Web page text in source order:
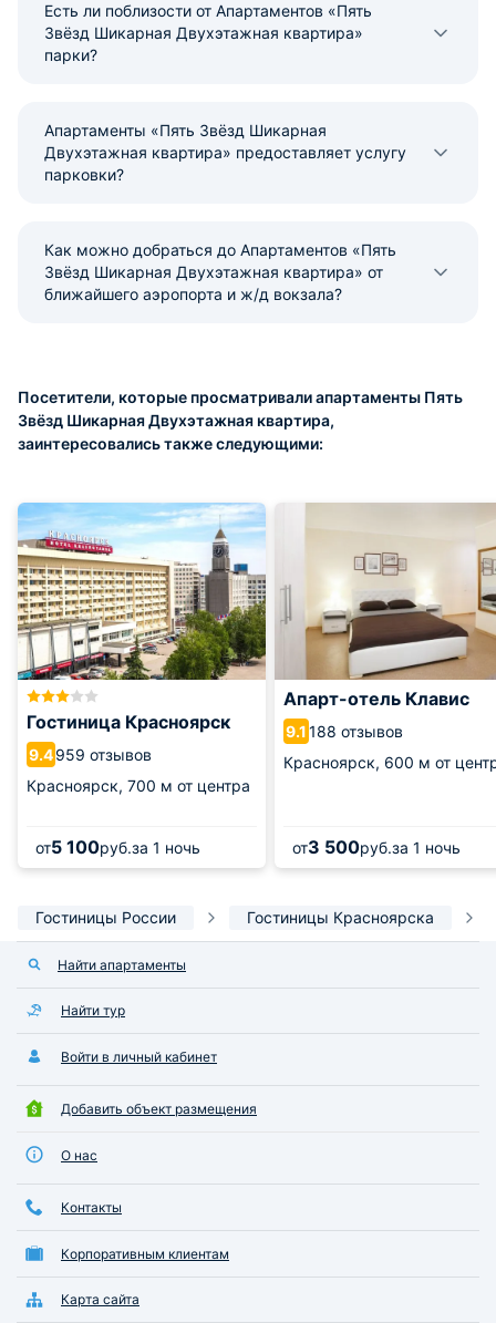
Есть ли поблизости от Апартаментов «Пять
Звёзд Шикарная Двухэтажная квартира»
парки?
Апартаменты «Пять Звёзд Шикарная
Двухэтажная квартира» предоставляет услугу
парковки?
Как можно добраться до Апартаментов «Пять
Звёзд Шикарная Двухэтажная квартира» от
ближайшего аэропорта и ж/д вокзала?
Посетители, которые просматривали апартаменты Пять
Звёзд Шикарная Двухэтажная квартира,
заинтересовались также следующими:
Гостиница Красноярск
9.4959 отзывов
Красноярск, 700 м от центра
от5 100руб.за 1 ночь
Апарт-отель Клавис
9.1188 отзывов
Красноярск, 600 м от
от3 500руб.за 1 ночь
Гостиницы России Гостиницы Красноярска
Найти апартаменты
Найти тур
Войти в личный кабинет
Добавить объект размещения
О нас
Контакты
Корпоративным клиентам
Карта сайта